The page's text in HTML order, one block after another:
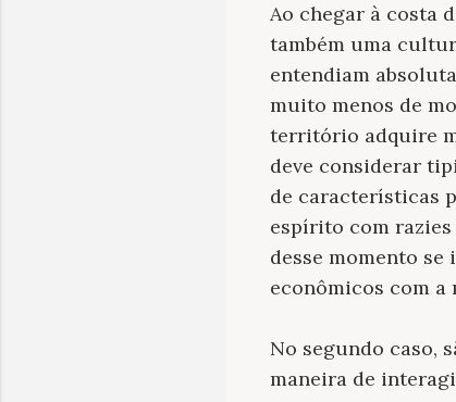
Ao chegar à costa
também uma
entendiam
muito menos de
território adquire
deve considerar
de características
espírito com
desse momento
econômicos com
No segundo caso,
maneira de